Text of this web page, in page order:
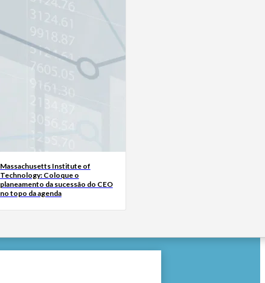
Massachusetts Institute of
Technology: Coloque o
planeamento da sucessão do CEO
no topo da agenda